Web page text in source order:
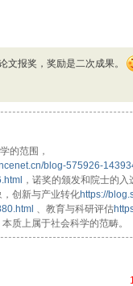
文报奖，奖励是二次成果。
的范围，
blog-575926-
，诺奖的颁发和院士的入
，创新与产业转化https://
、教育与科研评估
质上属于社会科学的范畴。